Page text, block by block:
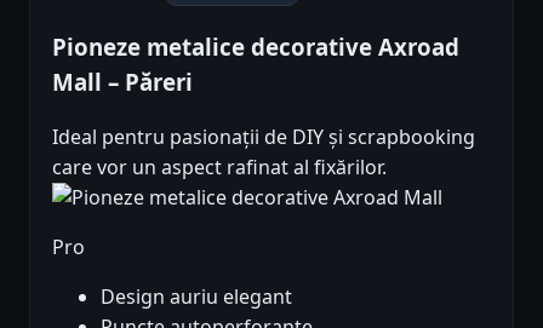
Pioneze metalice decorative Axroad
Mall – Păreri
Ideal pentru pasionații de DIY și scrapbooking
care vor un aspect rafinat al fixărilor.
Pro
Design auriu elegant